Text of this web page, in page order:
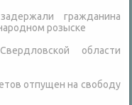
гражданина
розыске
области
отпущен на свободу